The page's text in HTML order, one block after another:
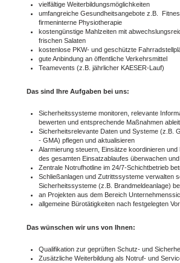
vielfältige Weiterbildungsmöglichkeiten
umfangreiche Gesundheitsangebote z.B.
firmeninterne Physiotherapie
kostengünstige Mahlzeiten mit
frischen Salaten
kostenlose PKW- und geschützte
gute Anbindung an öffentliche Verkehrsmittel
Teamevents (z.B. jährlicher KAESER-Lauf)
Das sind Ihre Aufgaben bei uns:
Sicherheitssysteme monitoren, relevante
bewerten und entsprechende Maßnahmen
Sicherheitsrelevante Daten und Systeme (z.B.
- GMA) pflegen und aktualisieren
Alarmierung steuern, Einsätze koordinieren und
des gesamten Einsatzablaufes überwachen
Zentrale Notrufhotline im 24/7-Schichtbetrieb
Schließanlagen und Zutrittssysteme verwalten
Sicherheitssysteme (z.B. Brandmeldeanlage)
an Projekten aus dem Bereich
allgemeine Bürotätigkeiten nach festgelegten
Das wünschen wir uns von Ihnen:
Qualifikation zur geprüften Schutz- und
Zusätzliche Weiterbildung als Notruf- und